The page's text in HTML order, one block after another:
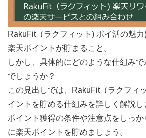
RakuFit（ラクフィット) ポイ活の魅
楽天ポイントが貯まること。
しかし、具体的にどのような仕組み
でしょうか？
この見出しでは、RakuFit（ラクフィ
イントを貯める仕組みを詳しく解説し
ポイント獲得の条件や注意点をしっ
に楽天ポイントを貯めましょう。